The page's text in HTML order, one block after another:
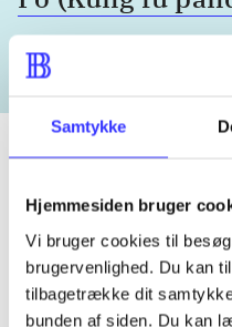
Samtykke
Hjemmesiden bruger
Vi bruger cookies til
brugervenlighed. Du kan
tilbagetrække dit
bunden af siden. Du kan
Tidsskrift
Artiklen er en del af
lorem ipsum